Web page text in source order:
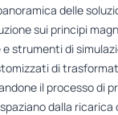
delle
sui principi
strumenti di
di
il processo di
dalla ricarica